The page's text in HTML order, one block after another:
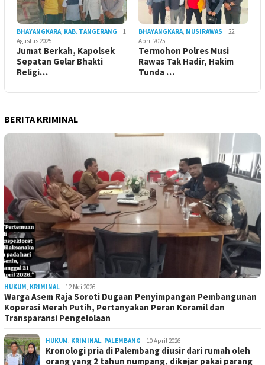
BHAYANGKARA, KAB. TANGERANG
1
Agustus 2025
Jumat Berkah, Kapolsek
Sepatan Gelar Bhakti
Religi…
BHAYANGKARA, MUSIRAWAS
22
April 2025
Termohon Polres Musi
Rawas Tak Hadir, Hakim
Tunda …
BERITA KRIMINAL
HUKUM, KRIMINAL 12 Mei 2026
Warga Asem Raja Soroti Dugaan Penyimpangan Pembangunan
Koperasi Merah Putih, Pertanyakan Peran Koramil dan
Transparansi Pengelolaan
HUKUM, KRIMINAL, PALEMBANG 10 April 2026
Kronologi pria di Palembang diusir dari rumah oleh
orang yang 2 tahun numpang, dikejar pakai parang